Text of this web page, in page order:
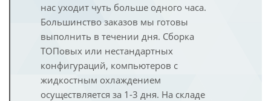
нас уходит чуть больше одного часа.
Большинство заказов мы готовы
выполнить в течении дня. Сборка
ТОПовых или нестандартных
конфигураций, компьютеров с
жидкостным охлаждением
осуществляется за 1-3 дня. На складе